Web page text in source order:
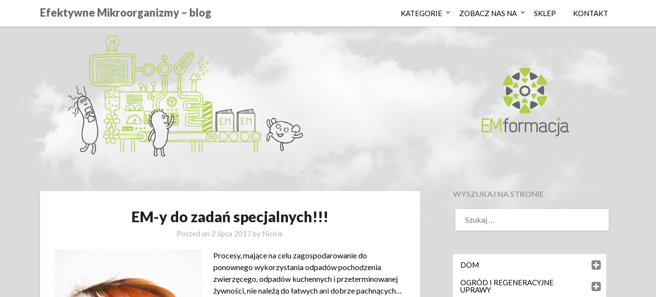
Efektywne Mikroorganizmy – blog KATEGORIE ZOBACZ NAS NA SKLEP KONTAKT
EM-y do zadań specjalnych!!!
Posted on 2 lipca 2017 by Nicole
Procesy, mające na celu zagospodarowanie do
ponownego wykorzystania odpadów pochodzenia
zwierzęcego, odpadów kuchennych i przeterminowanej
żywności, nie należą do łatwych ani dobrze pachnących…
WYSZUKAJ NA STRONIE
DOM
OGRÓD I REGENERACYJNE
UPRAWY